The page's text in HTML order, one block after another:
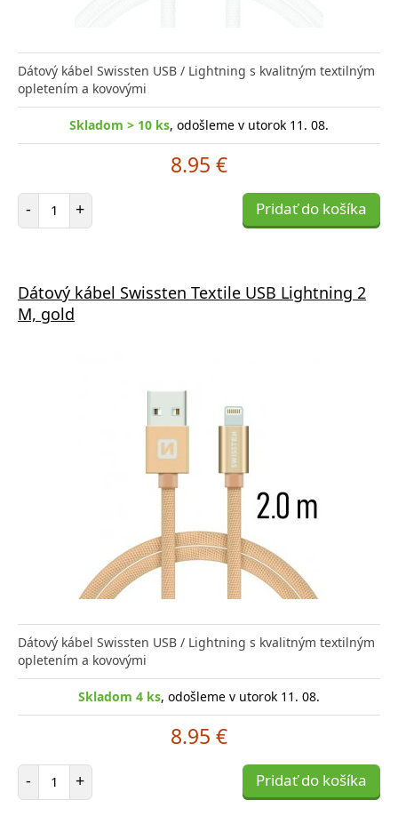
Dátový kábel Swissten USB / Lightning s kvalitným textilným
opletením a kovovými
Skladom > 10 ks, odošleme v utorok 11. 08.
8.95 €
- Počet položiek
+ Pridať do košíka
Dátový kábel Swissten Textile USB Lightning 2
M, gold
Dátový kábel Swissten USB / Lightning s kvalitným textilným
opletením a kovovými
Skladom 4 ks, odošleme v utorok 11. 08.
8.95 €
- Počet položiek
+ Pridať do košíka